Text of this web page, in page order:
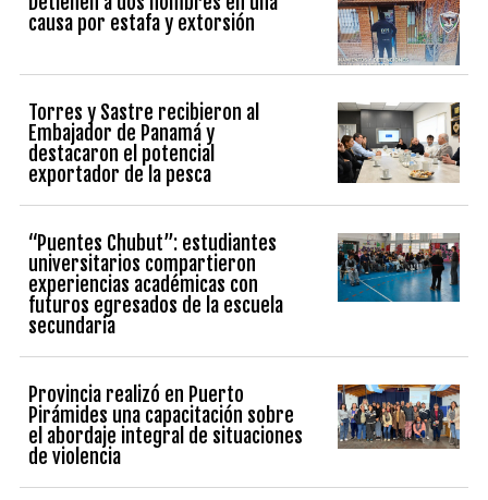
causa por estafa y extorsión
Torres y Sastre recibieron al
Embajador de Panamá y
destacaron el potencial
exportador de la pesca
“Puentes Chubut”: estudiantes
universitarios compartieron
experiencias académicas con
futuros egresados de la escuela
secundaria
Provincia realizó en Puerto
Pirámides una capacitación sobre
el abordaje integral de situaciones
de violencia